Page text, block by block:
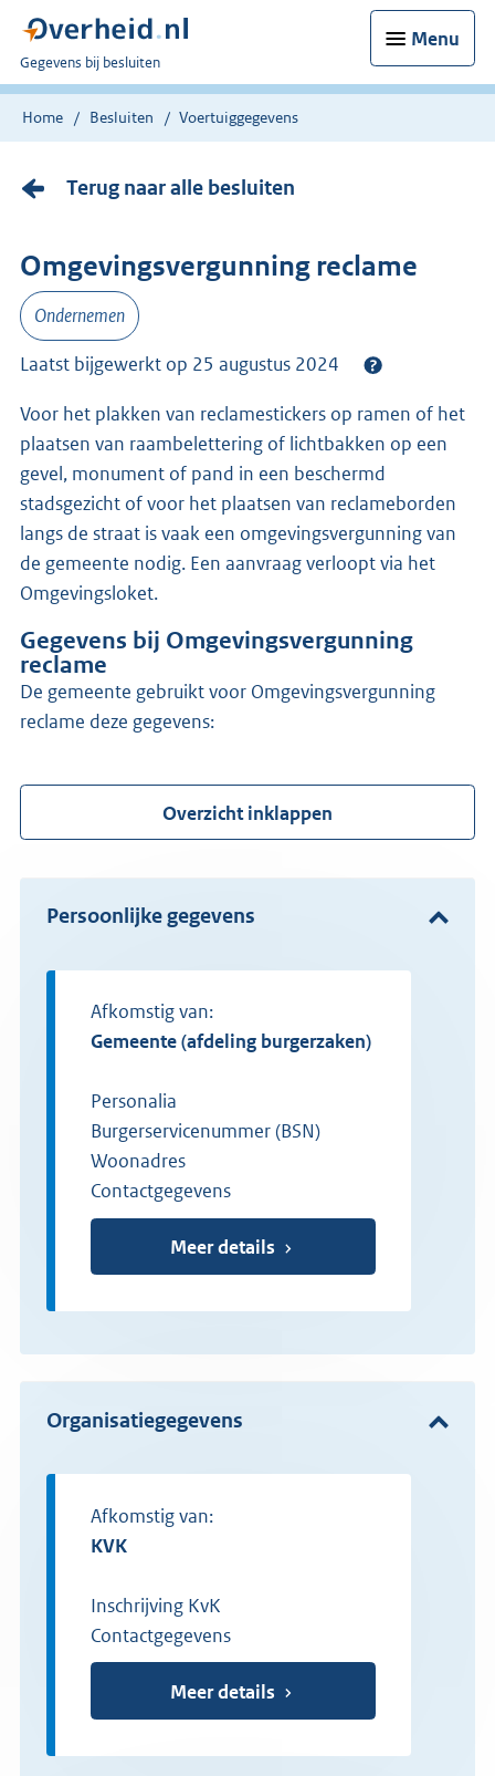
Menu
U
bent
nu
Gegevens bij besluiten
Home Besluiten Voertuiggegevens
Terug naar alle besluiten
Omgevingsvergunning reclame
Ondernemen
Laatst bijgewerkt op 25 augustus 2024
Voor het plakken van reclamestickers op ramen of het
plaatsen van raambelettering of lichtbakken op een
gevel, monument of pand in een beschermd
stadsgezicht of voor het plaatsen van reclameborden
langs de straat is vaak een omgevingsvergunning van
de gemeente nodig. Een aanvraag verloopt via het
Omgevingsloket.
Gegevens bij Omgevingsvergunning
reclame
de gemeente gebruikt voor Omgevingsvergunning
reclame deze gegevens:
Overzicht inklappen
Persoonlijke gegevens
Afkomstig van:
gemeente (afdeling burgerzaken)
Personalia
Burgerservicenummer (BSN)
Woonadres
Contactgegevens
Meer details
Organisatiegegevens
Afkomstig van:
KVK
Inschrijving KvK
Contactgegevens
Meer details